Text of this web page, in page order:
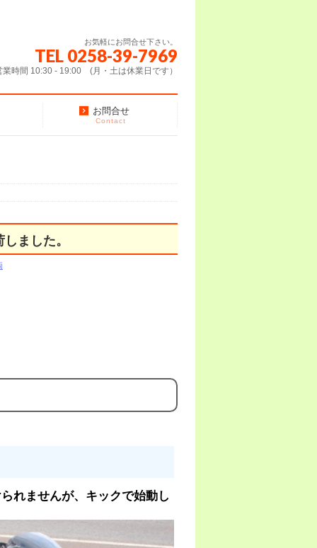
お気軽にお問合せ下さい。
TEL 0258-39-7969
業時間 10:30 - 19:00 (月・土は休業日です）
お問合せ
Contact
ました。
れませんが、キックで始動し